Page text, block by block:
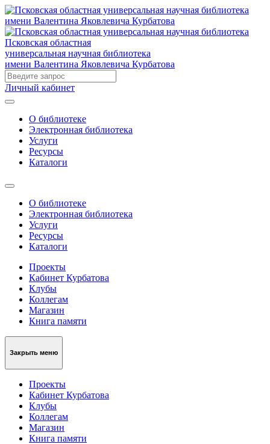
Псковская областная
универсальная научная библиотека
имени Валентина Яковлевича Курбатова
Личный кабинет
О библиотеке
Электронная библиотека
Услуги
Ресурсы
Каталоги
О библиотеке
Электронная библиотека
Услуги
Ресурсы
Каталоги
Проекты
Кабинет Курбатова
Клубы
Коллегам
Магазин
Книга памяти
Закрыть меню
Проекты
Кабинет Курбатова
Клубы
Коллегам
Магазин
Книга памяти